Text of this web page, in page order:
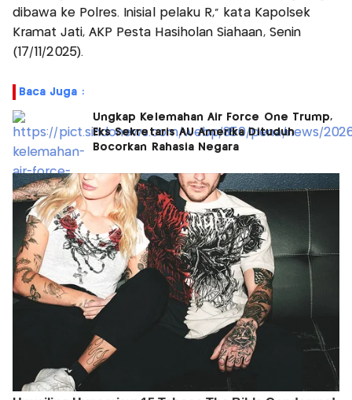
dibawa ke Polres. Inisial pelaku R,” kata Kapolsek
Kramat Jati, AKP Pesta Hasiholan Siahaan, Senin
(17/11/2025).
Baca Juga :
Ungkap Kelemahan Air Force One Trump,
Eks Sekretaris AU Amerika Dituduh
Bocorkan Rahasia Negara